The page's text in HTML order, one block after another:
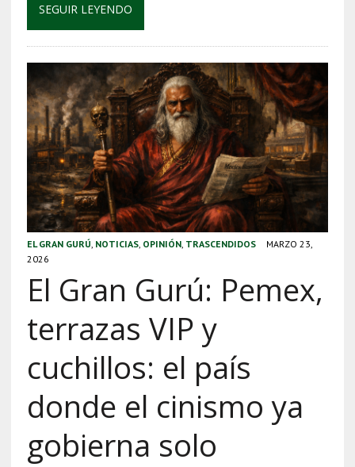
SEGUIR LEYENDO
EL GRAN GURÚ, NOTICIAS, OPINIÓN, TRASCENDIDOS
MARZO 23,
2026
El Gran Gurú: Pemex,
terrazas VIP y
cuchillos: el país
donde el cinismo ya
gobierna solo